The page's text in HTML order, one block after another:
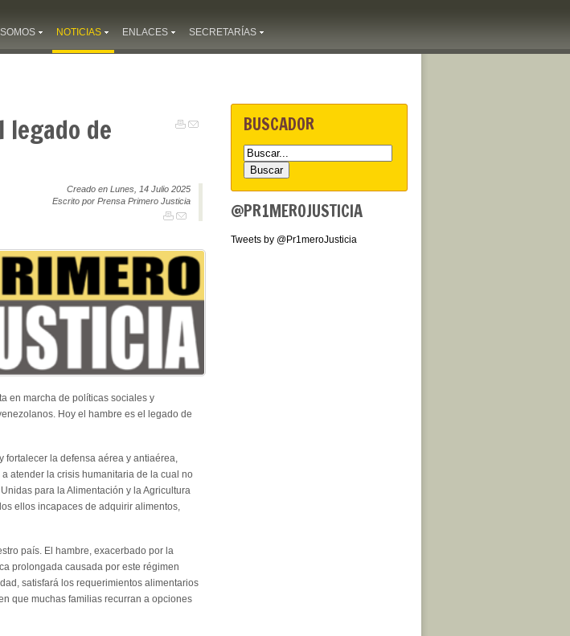
NOTICIAS ENLACES SECRETARÍAS
legado de
Creado en Lunes, 14 Julio 2025
Escrito por Prensa Primero Justicia
en marcha de políticas sociales y
Hoy el hambre es el legado de
la defensa aérea y antiaérea,
atender la crisis humanitaria de la cual no
para la Alimentación y la Agricultura
ellos incapaces de adquirir alimentos,
país. El hambre, exacerbado por la
prolongada causada por este régimen
satisfará los requerimientos alimentarios
que muchas familias recurran a opciones
BUSCADOR
@PR1MEROJUSTICIA
Tweets by @Pr1meroJusticia